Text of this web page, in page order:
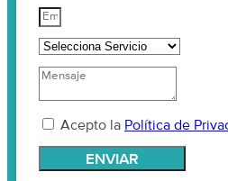
Acepto la Política de
ENVIAR